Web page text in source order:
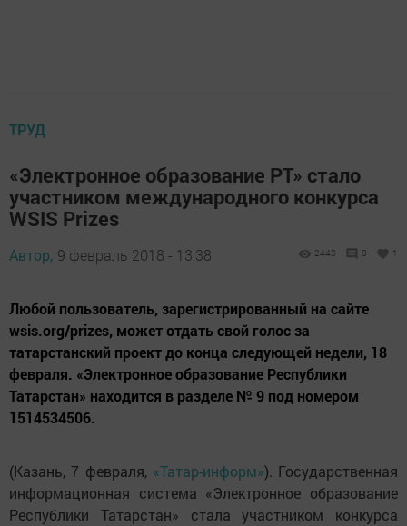
ТРУД
«Электронное образование РТ» стало
участником международного конкурса
WSIS Prizes
Автор, 9 февраль 2018 - 13:38 2443 0 1
Любой пользователь, зарегистрированный на сайте
wsis.org/prizes, может отдать свой голос за
татарстанский проект до конца следующей недели, 18
февраля. «Электронное образование Республики
Татарстан» находится в разделе № 9 под номером
1514534506.
(Казань, 7 февраля, «Татар-информ»). Государственная
информационная система «Электронное образование
Республики Татарстан» стала участником конкурса